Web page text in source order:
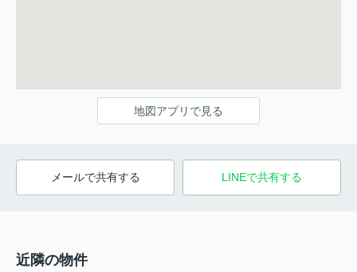
地図アプリで見る
メールで共有する LINEで共有する
近隣の物件